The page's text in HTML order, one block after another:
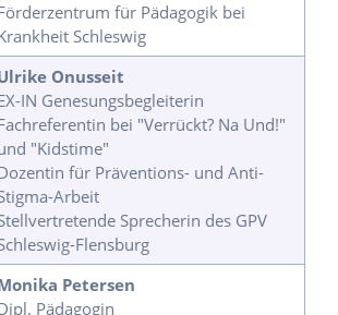
für Pädagogik bei
Schleswig
Onusseit
IN Genesungsbegleiterin
bei "Verrückt? Na Und!"
"Kidstime"
für Präventions- und Anti-
Arbeit
Sprecherin des GPV
Flensburg
Petersen
Pädagogin